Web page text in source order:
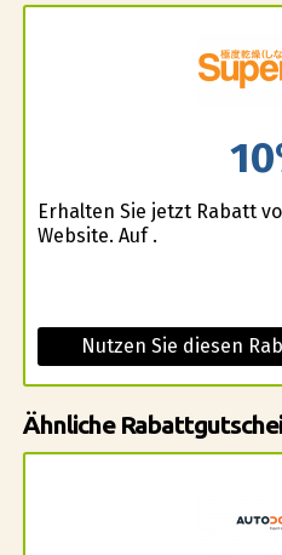
Erhalten Sie jetzt Rabatt
Website. Auf .
Nutzen Sie diesen
Ähnliche